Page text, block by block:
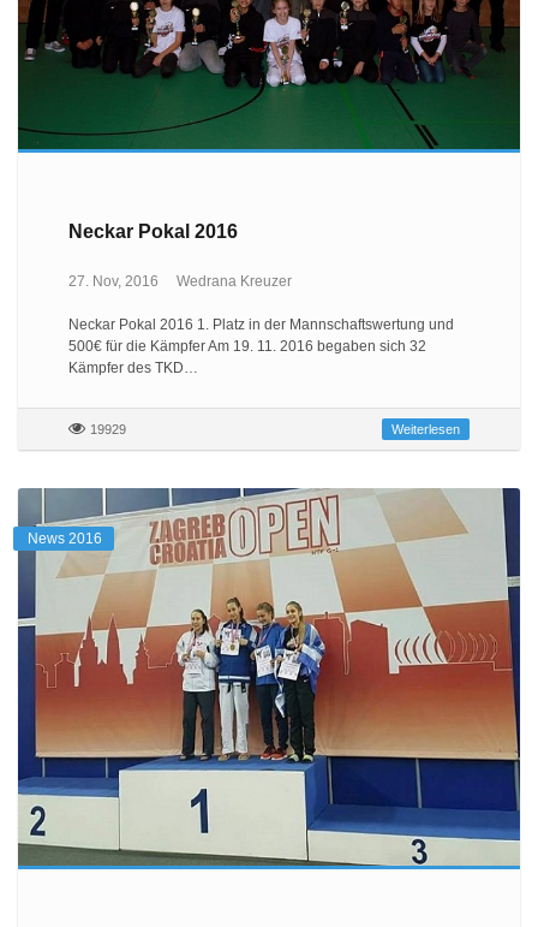
Neckar Pokal 2016
27. Nov, 2016 Wedrana Kreuzer
Neckar Pokal 2016 1. Platz in der Mannschaftswertung und
500€ für die Kämpfer Am 19. 11. 2016 begaben sich 32
Kämpfer des TKD…
19929 Weiterlesen
News 2016